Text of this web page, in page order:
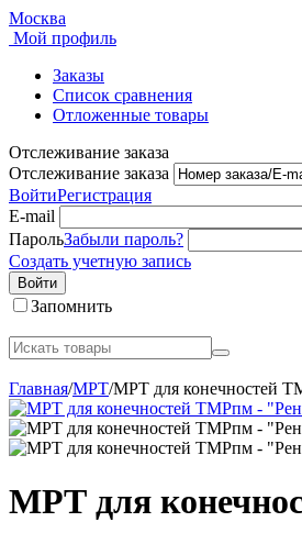
Москва
Мой профиль
Заказы
Список сравнения
Отложенные товары
Отслеживание заказа
Отслеживание заказа
ВойтиРегистрация
E-mail
ПарольЗабыли пароль?
Создать учетную запись
Войти
Запомнить
Главная/МРТ/МРТ для конечностей
МРТ для